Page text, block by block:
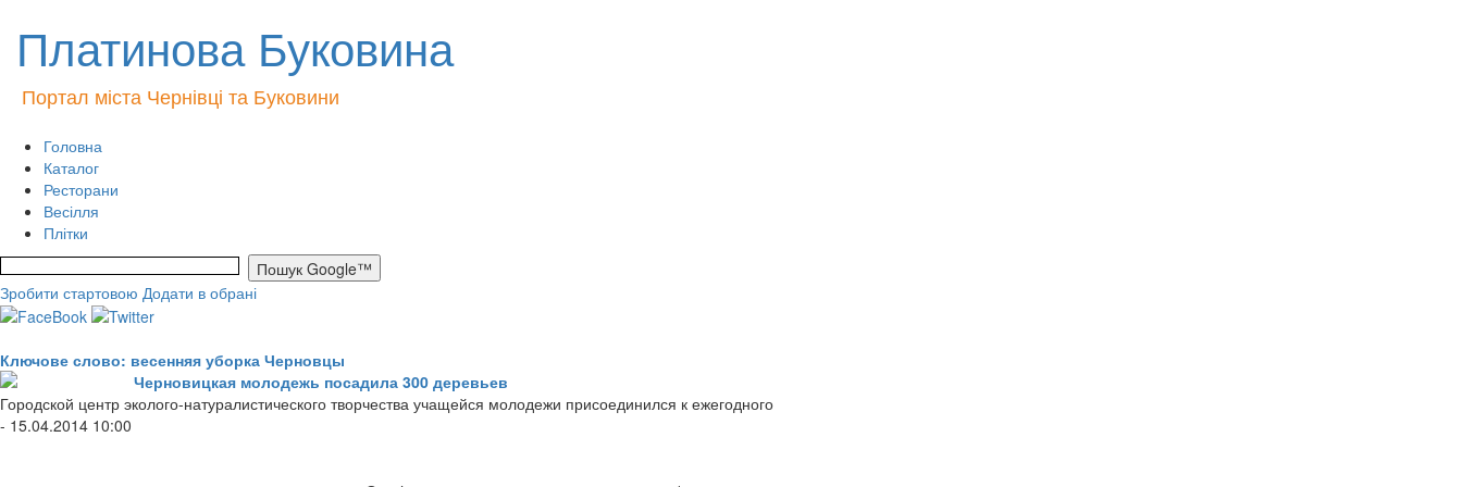
Платинова Буковина
Портал міста Чернівці та Буковини
Головна
Каталог
Ресторани
Весілля
Плітки
Зробити стартовою Додати в обрані
Ключове слово: весенняя уборка Черновцы
Черновицкая молодежь посадила 300 деревьев
Городской центр эколого-натуралистического творчества учащейся молодежи присоединился к ежегодного
- 15.04.2014 10:00